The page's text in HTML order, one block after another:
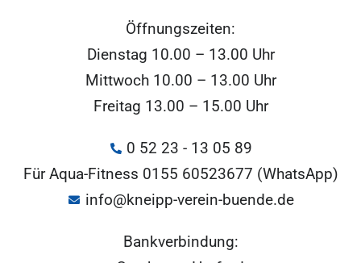
Öffnungszeiten:
Dienstag 10.00 – 13.00 Uhr
Mittwoch 10.00 – 13.00 Uhr
Freitag 13.00 – 15.00 Uhr
0 52 23 - 13 05 89
Für Aqua-Fitness 0155 60523677 (WhatsApp)
info@kneipp-verein-buende.de
Bankverbindung: